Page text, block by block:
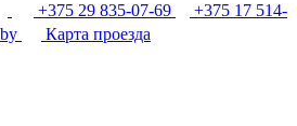
+375 29 835-07-69
+375 17 514-
Карта проезда